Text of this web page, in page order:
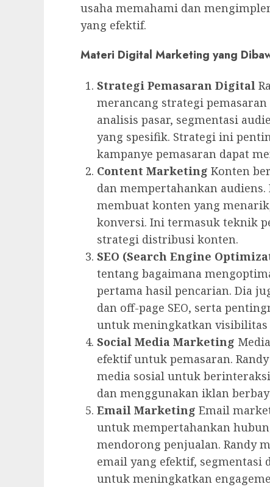
usaha memahami dan
yang efektif.
Materi Digital Marketing yang
Strategi Pemasaran Digital
merancang strategi
analisis pasar, segmentasi
yang spesifik. Strategi ini
kampanye pemasaran dapat
Content Marketing Konten
dan mempertahankan
membuat konten yang
konversi. Ini termasuk teknik
strategi distribusi konten.
SEO (Search Engine
tentang bagaimana
pertama hasil pencarian. Dia
dan off-page SEO, serta
untuk meningkatkan visibilitas
Social Media Marketing
efektif untuk pemasaran.
media sosial untuk
dan menggunakan iklan
Email Marketing Email
untuk mempertahankan
mendorong penjualan. Randy
email yang efektif, segmentasi
untuk meningkatkan